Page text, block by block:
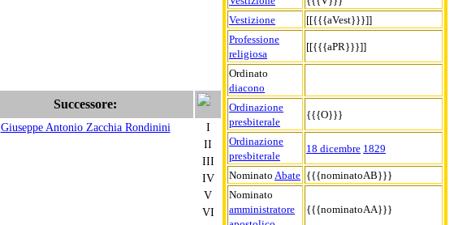
Vestizione
[[{{{aVest}}}]]
Professione
religiosa
[[{{{aPR}}}]]
Ordinato
diacono
Ordinazione
presbiterale
{{{O}}}
Ordinazione
presbiterale
18 dicembre 1829
Nominato Abate {{{nominatoAB}}}
Nominato
amministratore
{{{nominatoAA}}}
Successore:
Giuseppe Antonio Zacchia Rondinini
I
II
III
IV
V
VI